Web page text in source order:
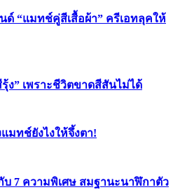
นด์ “แมทช์คู่สีเสื้อผ้า” ครีเอทลุคให้
ง” เพราะชีวิตขาดสีสันไม่ได้
มทช์ยังไงให้จึ้งตา!
บ 7 ความพิเศษ สมฐานะนาฬิกาตัว